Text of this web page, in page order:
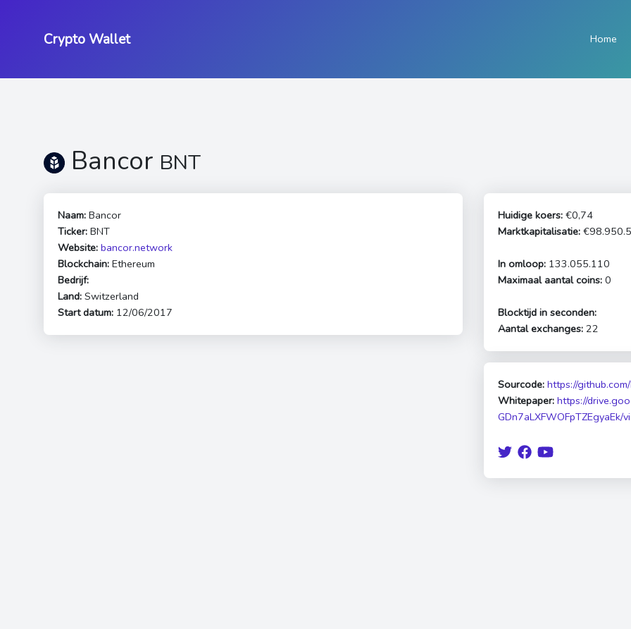
Crypto Wallet Home
Bancor BNT
Naam: Bancor
Ticker: BNT
Website: bancor.network
Blockchain: Ethereum
Bedrijf:
Land: Switzerland
Start datum: 12/06/2017
Huidige koers: €0,74
Marktkapitalisatie:
In omloop: 133.055.110
Maximaal aantal coins: 0
Blocktijd in seconden:
Aantal exchanges: 22
Sourcode: https://
Whitepaper: https://
GDn7aLXFWOFpTZEgyaEk/